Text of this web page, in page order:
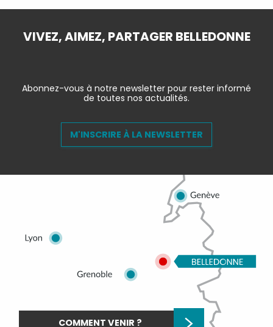
VIVEZ, AIMEZ, PARTAGER BELLEDONNE
Abonnez-vous à notre newsletter pour rester informé
de toutes nos actualités.
M'INSCRIRE À LA NEWSLETTER
COMMENT VENIR ?